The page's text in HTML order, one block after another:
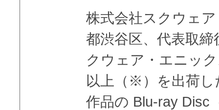
株式会社スクウェ
都渋谷区、代表取
クウェア・エニッ
以上（※）を出荷
作品の Blu-ray Disc